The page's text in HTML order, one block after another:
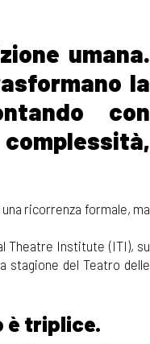
umana.
la
con
una ricorrenza formale, ma
Theatre Institute (ITI), su
stagione del Teatro delle
è triplice.